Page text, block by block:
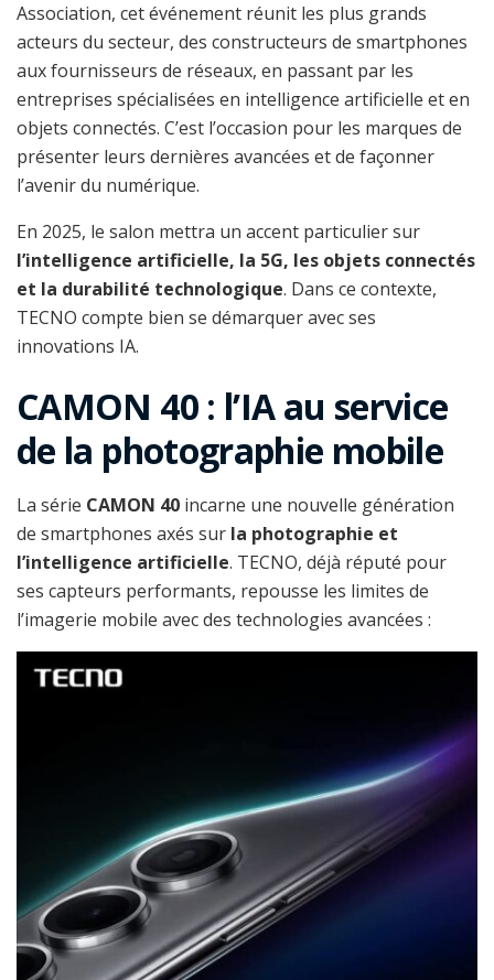
Association, cet événement réunit les plus grands
acteurs du secteur, des constructeurs de smartphones
aux fournisseurs de réseaux, en passant par les
entreprises spécialisées en intelligence artificielle et en
objets connectés. C’est l’occasion pour les marques de
présenter leurs dernières avancées et de façonner
l’avenir du numérique.
En 2025, le salon mettra un accent particulier sur
l’intelligence artificielle, la 5G, les objets connectés
et la durabilité technologique. Dans ce contexte,
TECNO compte bien se démarquer avec ses
innovations IA.
CAMON 40 : l’IA au service
de la photographie mobile
La série CAMON 40 incarne une nouvelle génération
de smartphones axés sur la photographie et
l’intelligence artificielle. TECNO, déjà réputé pour
ses capteurs performants, repousse les limites de
l’imagerie mobile avec des technologies avancées :